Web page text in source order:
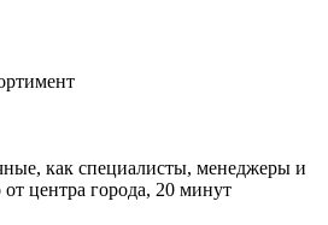
как специалисты, менеджеры и
центра города, 20 минут